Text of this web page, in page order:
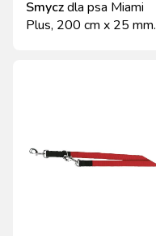
Smyczdla psa Miami
Plus, 200 cm x 25 mm,